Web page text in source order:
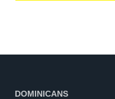
DOMINICANS